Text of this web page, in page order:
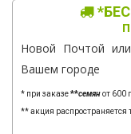
Новой Почтой
Вашем городе
* при заказе**семянот 600
** акция распространяется